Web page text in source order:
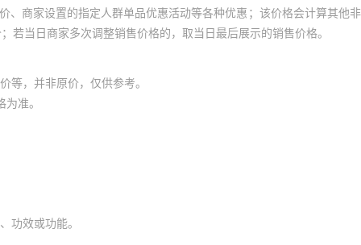
商家设置的指定人群单品优惠活动等各种优惠；该价格会计算其他
当日商家多次调整销售价格的，取当日最后展示的销售价格。
等，并非原价，仅供参考。
准。
功效或功能。